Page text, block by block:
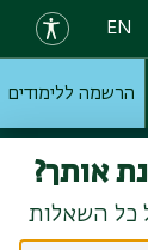
EN
הרשמה ללימודים
אותך?
כל השאלות